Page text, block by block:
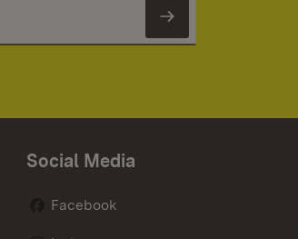
Newsletter
Social Media
Facebook